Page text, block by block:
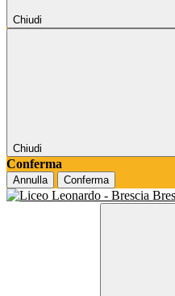
Chiudi
Chiudi
Conferma
Annulla Conferma